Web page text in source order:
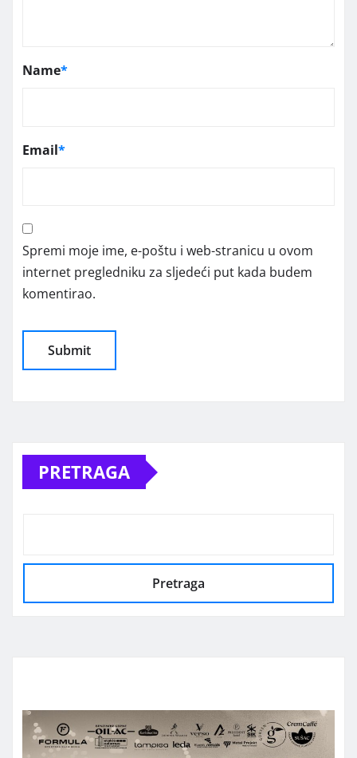
Name*
Email*
Spremi moje ime, e-poštu i web-stranicu u ovom
internet pregledniku za sljedeći put kada budem
komentirao.
PRETRAGA
Pretraga